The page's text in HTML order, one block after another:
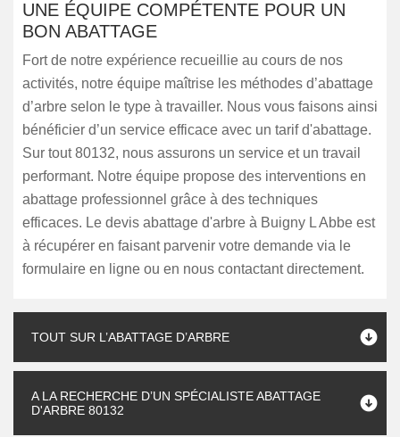
UNE ÉQUIPE COMPÉTENTE POUR UN
BON ABATTAGE
Fort de notre expérience recueillie au cours de nos
activités, notre équipe maîtrise les méthodes d’abattage
d’arbre selon le type à travailler. Nous vous faisons ainsi
bénéficier d’un service efficace avec un tarif d'abattage.
Sur tout 80132, nous assurons un service et un travail
performant. Notre équipe propose des interventions en
abattage professionnel grâce à des techniques
efficaces. Le devis abattage d'arbre à Buigny L Abbe est
à récupérer en faisant parvenir votre demande via le
formulaire en ligne ou en nous contactant directement.
TOUT SUR L’ABATTAGE D’ARBRE
A LA RECHERCHE D’UN SPÉCIALISTE ABATTAGE
D'ARBRE 80132